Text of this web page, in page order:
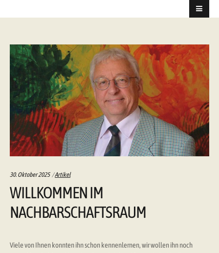
30. Oktober 2025 Categories:
Artikel
WILLKOMMEN IM
NACHBARSCHAFTSRAUM
Viele von Ihnen konnten ihn schon kennenlernen, wir wollen ihn noch